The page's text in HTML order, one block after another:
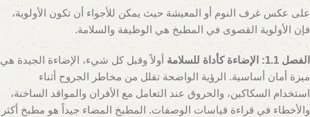
على عكس غرف النوم أو المعيشة حيث يمكن للأجواء أن تكون الأولوية،
فإن الأولوية القصوى في المطبخ هي الوظيفة والسلامة.
الفصل 1.1: الإضاءة كأداة للسلامة
أولاً وقبل كل شيء، الإضاءة الجيدة هي
ميزة أمان أساسية. الرؤية الواضحة تقلل من مخاطر الجروح أثناء
استخدام السكاكين، والحروق عند التعامل مع الأفران والمواقد الساخنة،
والأخطاء في قراءة قياسات الوصفات. المطبخ المضاء جيداً هو مطبخ أكثر